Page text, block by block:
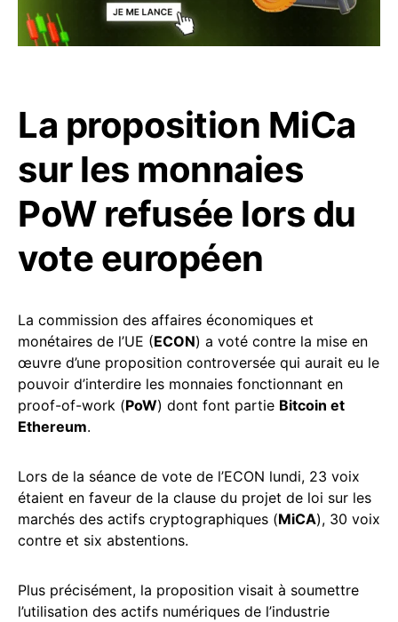
La proposition MiCa
sur les monnaies
PoW refusée lors du
vote européen
La commission des affaires économiques et
monétaires de l’UE (ECON) a voté contre la mise en
œuvre d’une proposition controversée qui aurait eu le
pouvoir d’interdire les monnaies fonctionnant en
proof-of-work (PoW) dont font partie Bitcoin et
Ethereum.
Lors de la séance de vote de l’ECON lundi, 23 voix
étaient en faveur de la clause du projet de loi sur les
marchés des actifs cryptographiques (MiCA), 30 voix
contre et six abstentions.
Plus précisément, la proposition visait à soumettre
l’utilisation des actifs numériques de l’industrie